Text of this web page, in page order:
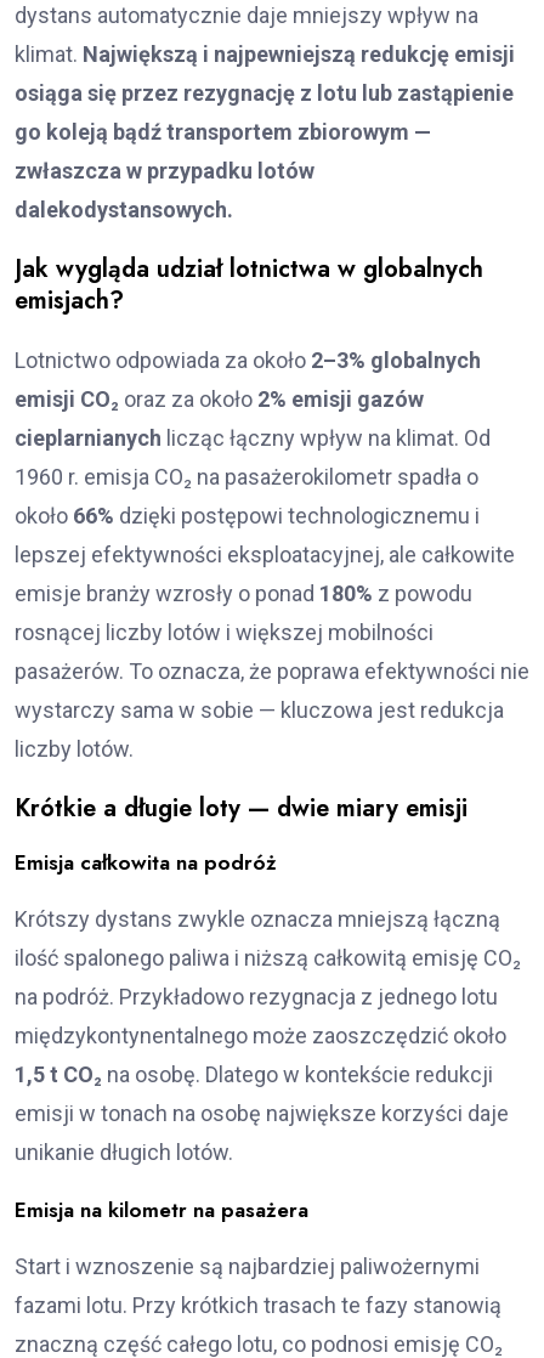
dystans automatycznie daje mniejszy wpływ na
klimat. Największą i najpewniejszą redukcję emisji
osiąga się przez rezygnację z lotu lub zastąpienie
go koleją bądź transportem zbiorowym —
zwłaszcza w przypadku lotów
dalekodystansowych.
Jak wygląda udział lotnictwa w globalnych
emisjach?
Lotnictwo odpowiada za około 2–3% globalnych
emisji CO₂ oraz za około 2% emisji gazów
cieplarnianych licząc łączny wpływ na klimat. Od
1960 r. emisja CO₂ na pasażerokilometr spadła o
około 66% dzięki postępowi technologicznemu i
lepszej efektywności eksploatacyjnej, ale całkowite
emisje branży wzrosły o ponad 180% z powodu
rosnącej liczby lotów i większej mobilności
pasażerów. To oznacza, że poprawa efektywności nie
wystarczy sama w sobie — kluczowa jest redukcja
liczby lotów.
Krótkie a długie loty — dwie miary emisji
Emisja całkowita na podróż
Krótszy dystans zwykle oznacza mniejszą łączną
ilość spalonego paliwa i niższą całkowitą emisję CO₂
na podróż. Przykładowo rezygnacja z jednego lotu
międzykontynentalnego może zaoszczędzić około
1,5 t CO₂ na osobę. Dlatego w kontekście redukcji
emisji w tonach na osobę największe korzyści daje
unikanie długich lotów.
Emisja na kilometr na pasażera
Start i wznoszenie są najbardziej paliwożernymi
fazami lotu. Przy krótkich trasach te fazy stanowią
znaczną część całego lotu, co podnosi emisję CO₂